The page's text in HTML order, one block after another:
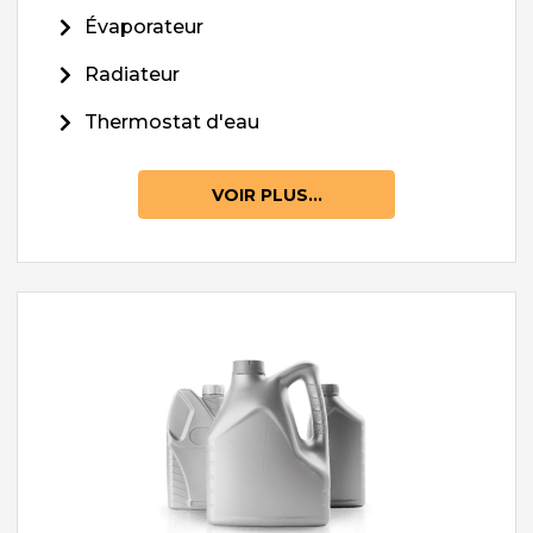
Évaporateur
Radiateur
Thermostat d'eau
VOIR PLUS...